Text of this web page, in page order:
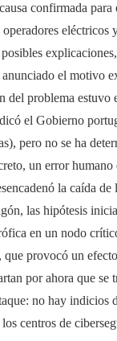
confirmada para
eléctricos
el motivo
del problema estuvo
el Gobierno
pero no se ha
un error humano
la caída de
las hipótesis
en un nodo
que provocó un
por ahora que se
no hay indicios
centros de